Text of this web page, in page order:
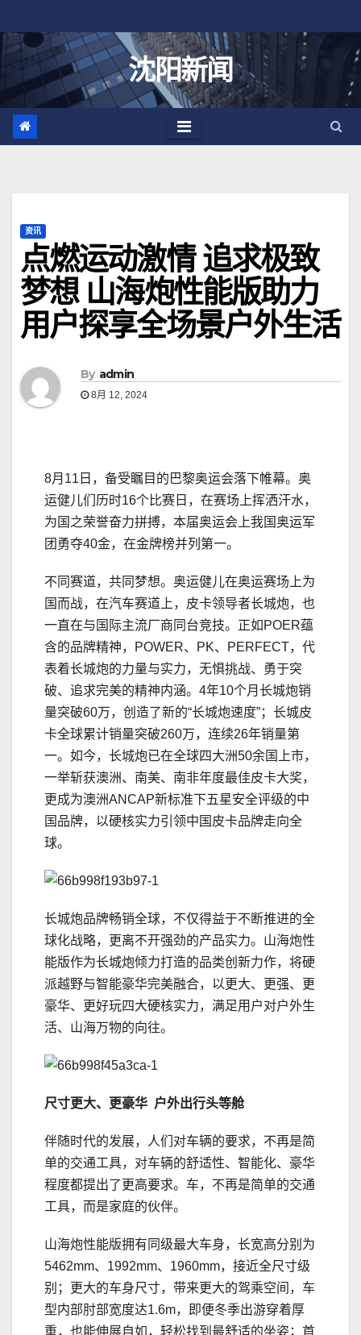
至
沈阳新闻
资讯
点燃运动激情 追求极致
梦想 山海炮性能版助力
用户探享全场景户外生活
By admin
8月 12, 2024
8月11日，备受瞩目的巴黎奥运会落下帷幕。奥
运健儿们历时16个比赛日，在赛场上挥洒汗水，
为国之荣誉奋力拼搏，本届奥运会上我国奥运军
团勇夺40金，在金牌榜并列第一。
不同赛道，共同梦想。奥运健儿在奥运赛场上为
国而战，在汽车赛道上，皮卡领导者长城炮，也
一直在与国际主流厂商同台竞技。正如POER蕴
含的品牌精神，POWER、PK、PERFECT，代
表着长城炮的力量与实力，无惧挑战、勇于突
破、追求完美的精神内涵。4年10个月长城炮销
量突破60万，创造了新的“长城炮速度”；长城皮
卡全球累计销量突破260万，连续26年销量第
一。如今，长城炮已在全球四大洲50余国上市，
一举斩获澳洲、南美、南非年度最佳皮卡大奖，
更成为澳洲ANCAP新标准下五星安全评级的中
国品牌，以硬核实力引领中国皮卡品牌走向全
球。
长城炮品牌畅销全球，不仅得益于不断推进的全
球化战略，更离不开强劲的产品实力。山海炮性
能版作为长城炮倾力打造的品类创新力作，将硬
派越野与智能豪华完美融合，以更大、更强、更
豪华、更好玩四大硬核实力，满足用户对户外生
活、山海万物的向往。
尺寸更大、更豪华 户外出行头等舱
伴随时代的发展，人们对车辆的要求，不再是简
单的交通工具，对车辆的舒适性、智能化、豪华
程度都提出了更高要求。车，不再是简单的交通
工具，而是家庭的伙伴。
山海炮性能版拥有同级最大车身，长宽高分别为
5462mm、1992mm、1960mm，接近全尺寸级
别；更大的车身尺寸，带来更大的驾乘空间，车
型内部肘部宽度达1.6m，即便冬季出游穿着厚
重，也能伸展自如，轻松找到最舒适的坐姿；首